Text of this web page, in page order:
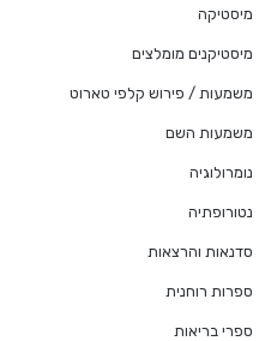
מיסטיקה
מיסטיקנים מומלצים
משמעות / פירוש קלפי טארוט
משמעות השם
נומרולוגיה
נטורופתיה
סדנאות והרצאות
ספרות רוחנית
ספרי בריאות